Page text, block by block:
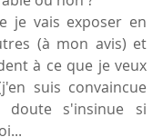
je vais exposer en
(à mon avis) et
à ce que je veux
suis convaincue
doute s'insinue si